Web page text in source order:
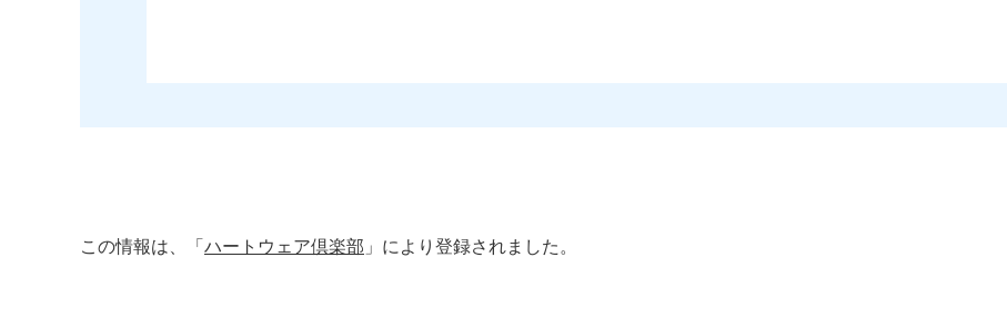
この情報は、「 ハートウェア倶楽部 」により登録されました。